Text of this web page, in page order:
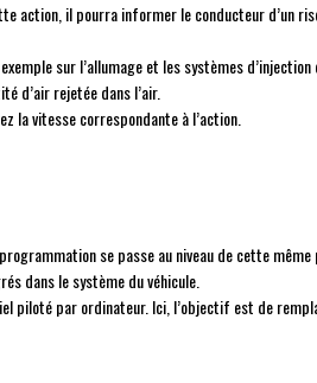
action, il pourra informer le conducteur d’un
sur l’allumage et les systèmes d’injection
d’air rejetée dans l’air.
la vitesse correspondante à l’action.
se passe au niveau de cette
dans le système du véhicule.
piloté par ordinateur. Ici, l’objectif est de